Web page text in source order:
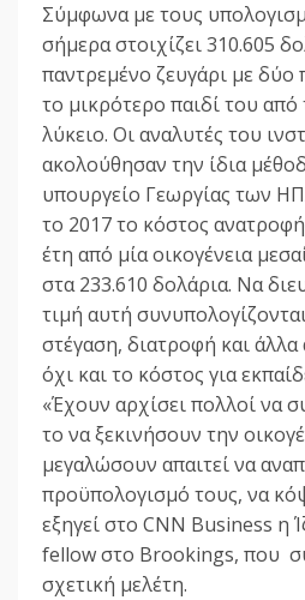
Σύμφωνα με τους
σήμερα στοιχίζει 310.605
παντρεμένο ζευγάρι με δύο
το μικρότερο παιδί του
λύκειο. Οι αναλυτές του
ακολούθησαν την ίδια
υπουργείο Γεωργίας των
το 2017 το κόστος
έτη από μία οικογένεια
στα 233.610 δολάρια. Να
τιμή αυτή
στέγαση, διατροφή και άλλα
όχι και το κόστος για
«Έχουν αρχίσει πολλοί να
το να ξεκινήσουν την
μεγαλώσουν απαιτεί να
προϋπολογισμό τους, να
εξηγεί στο CNN Business η
fellow στο Brookings, που
σχετική μελέτη.